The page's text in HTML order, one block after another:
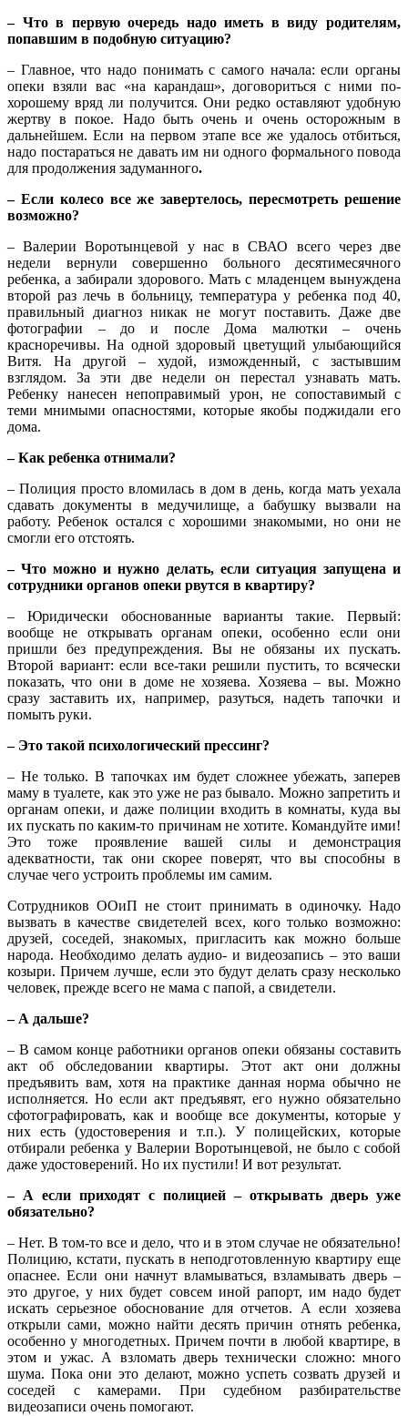
– Что в первую очередь надо иметь в виду родителям,
попавшим в подобную ситуацию?
– Главное, что надо понимать с самого начала: если органы
опеки взяли вас «на карандаш», договориться с ними по-
хорошему вряд ли получится. Они редко оставляют удобную
жертву в покое. Надо быть очень и очень осторожным в
дальнейшем. Если на первом этапе все же удалось отбиться,
надо постараться не давать им ни одного формального повода
для продолжения задуманного.
– Если колесо все же завертелось, пересмотреть решение
возможно?
– Валерии Воротынцевой у нас в СВАО всего через две
недели вернули совершенно больного десятимесячного
ребенка, а забирали здорового. Мать с младенцем вынуждена
второй раз лечь в больницу, температура у ребенка под 40,
правильный диагноз никак не могут поставить. Даже две
фотографии – до и после Дома малютки – очень
красноречивы. На одной здоровый цветущий улыбающийся
Витя. На другой – худой, изможденный, с застывшим
взглядом. За эти две недели он перестал узнавать мать.
Ребенку нанесен непоправимый урон, не сопоставимый с
теми мнимыми опасностями, которые якобы поджидали его
дома.
– Как ребенка отнимали?
– Полиция просто вломилась в дом в день, когда мать уехала
сдавать документы в медучилище, а бабушку вызвали на
работу. Ребенок остался с хорошими знакомыми, но они не
смогли его отстоять.
– Что можно и нужно делать, если ситуация запущена и
сотрудники органов опеки рвутся в квартиру?
– Юридически обоснованные варианты такие. Первый:
вообще не открывать органам опеки, особенно если они
пришли без предупреждения. Вы не обязаны их пускать.
Второй вариант: если все-таки решили пустить, то всячески
показать, что они в доме не хозяева. Хозяева – вы. Можно
сразу заставить их, например, разуться, надеть тапочки и
помыть руки.
– Это такой психологический прессинг?
– Не только. В тапочках им будет сложнее убежать, заперев
маму в туалете, как это уже не раз бывало. Можно запретить и
органам опеки, и даже полиции входить в комнаты, куда вы
их пускать по каким-то причинам не хотите. Командуйте ими!
Это тоже проявление вашей силы и демонстрация
адекватности, так они скорее поверят, что вы способны в
случае чего устроить проблемы им самим.
Сотрудников ООиП не стоит принимать в одиночку. Надо
вызвать в качестве свидетелей всех, кого только возможно:
друзей, соседей, знакомых, пригласить как можно больше
народа. Необходимо делать аудио- и видеозапись – это ваши
козыри. Причем лучше, если это будут делать сразу несколько
человек, прежде всего не мама с папой, а свидетели.
– А дальше?
– В самом конце работники органов опеки обязаны составить
акт об обследовании квартиры. Этот акт они должны
предъявить вам, хотя на практике данная норма обычно не
исполняется. Но если акт предъявят, его нужно обязательно
сфотографировать, как и вообще все документы, которые у
них есть (удостоверения и т.п.). У полицейских, которые
отбирали ребенка у Валерии Воротынцевой, не было с собой
даже удостоверений. Но их пустили! И вот результат.
– А если приходят с полицией – открывать дверь уже
обязательно?
– Нет. В том-то все и дело, что и в этом случае не обязательно!
Полицию, кстати, пускать в неподготовленную квартиру еще
опаснее. Если они начнут вламываться, взламывать дверь –
это другое, у них будет совсем иной рапорт, им надо будет
искать серьезное обоснование для отчетов. А если хозяева
открыли сами, можно найти десять причин отнять ребенка,
особенно у многодетных. Причем почти в любой квартире, в
этом и ужас. А взломать дверь технически сложно: много
шума. Пока они это делают, можно успеть созвать друзей и
соседей с камерами. При судебном разбирательстве
видеозаписи очень помогают.